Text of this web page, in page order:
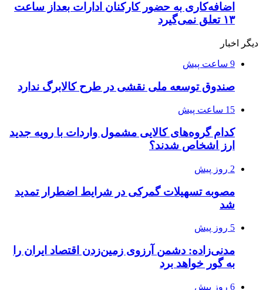
اضافه‌کاری به حضور کارکنان ادارات بعداز ساعت
۱۳ تعلق نمی‌گیرد
دیگر اخبار
9 ساعت پیش
صندوق توسعه ملی نقشی در طرح کالابرگ ندارد
15 ساعت پیش
کدام گروه‌های کالایی مشمول واردات با رویه جدید
ارز اشخاص شدند؟
2 روز پیش
مصوبه تسهیلات گمرکی در شرایط اضطرار تمدید
شد
5 روز پیش
مدنی‌زاده: دشمن آرزوی زمین‌زدن اقتصاد ایران را
به گور خواهد برد
6 روز پیش